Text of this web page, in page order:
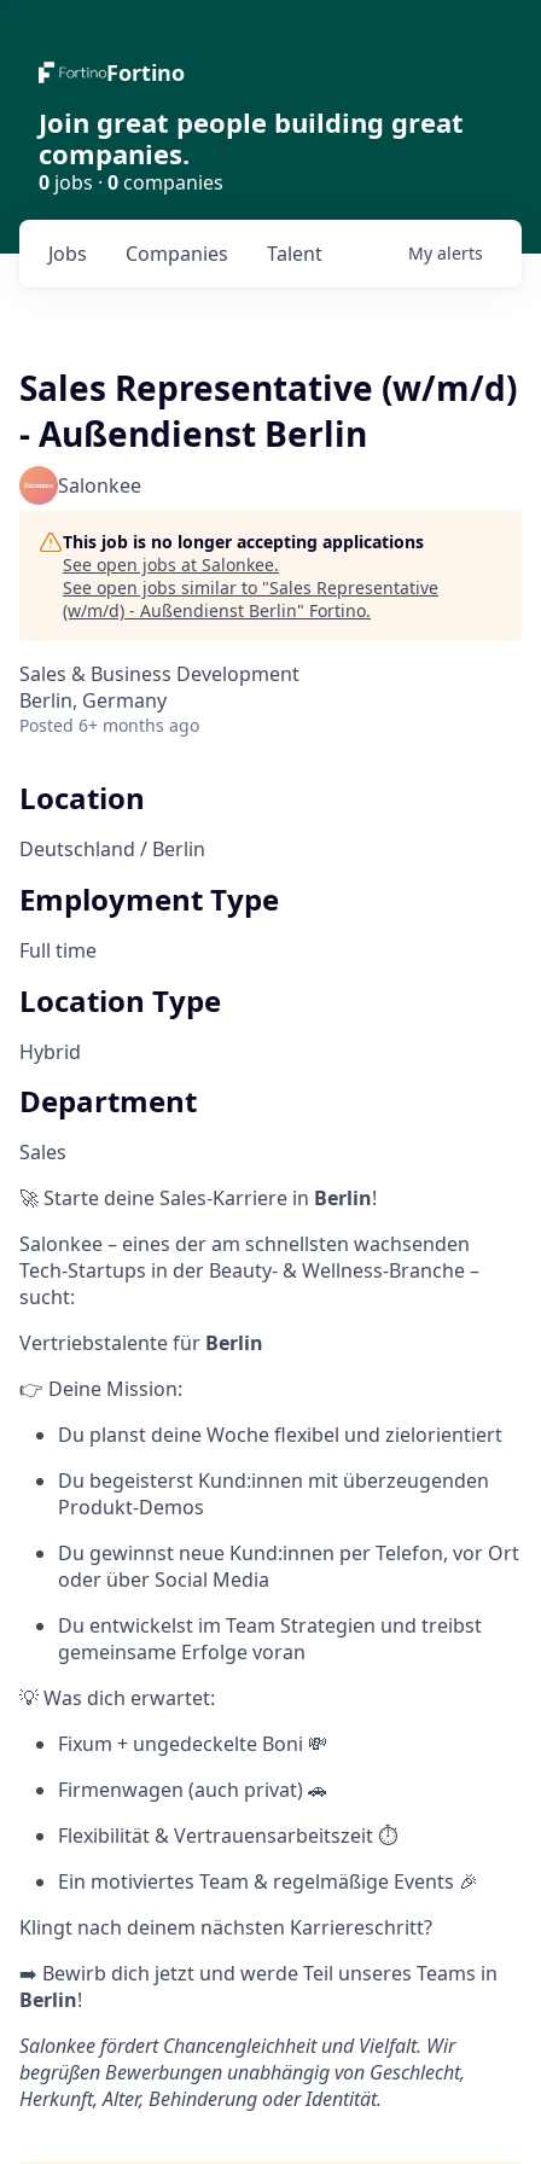
Fortino
Join great people building great
companies.
0 jobs · 0companies
Jobs Companies Talent My alerts
Sales Representative (w/m/d)
- Außendienst Berlin
Salonkee
This job is no longer accepting applications
See open jobs at Salonkee.
See open jobs similar to "Sales Representative
(w/m/d) - Außendienst Berlin" Fortino.
Sales & Business Development
Berlin, Germany
Posted 6+ months ago
Location
Deutschland / Berlin
Employment Type
Full time
Location Type
Hybrid
Department
Sales
🚀 Starte deine Sales-Karriere in Berlin!
Salonkee – eines der am schnellsten wachsenden
Tech-Startups in der Beauty- & Wellness-Branche –
sucht:
Vertriebstalente für Berlin
👉 Deine Mission:
Du planst deine Woche flexibel und zielorientiert
Du begeisterst Kund:innen mit überzeugenden
Produkt-Demos
Du gewinnst neue Kund:innen per Telefon, vor Ort
oder über Social Media
Du entwickelst im Team Strategien und treibst
gemeinsame Erfolge voran
💡 Was dich erwartet:
Fixum + ungedeckelte Boni 💸
Firmenwagen (auch privat) 🚗
Flexibilität & Vertrauensarbeitszeit ⏱️
Ein motiviertes Team & regelmäßige Events 🎉
Klingt nach deinem nächsten Karriereschritt?
➡️ Bewirb dich jetzt und werde Teil unseres Teams in
Berlin!
Salonkee fördert Chancengleichheit und Vielfalt. Wir
begrüßen Bewerbungen unabhängig von Geschlecht,
Herkunft, Alter, Behinderung oder Identität.